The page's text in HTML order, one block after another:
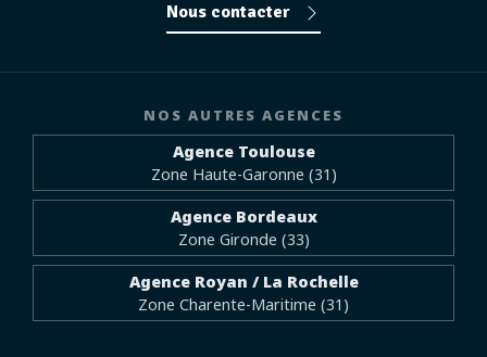
Nous contacter
NOS AUTRES AGENCES
Agence Toulouse
Zone Haute-Garonne (31)
Agence Bordeaux
Zone Gironde (33)
Agence Royan / La Rochelle
Zone Charente-Maritime (31)